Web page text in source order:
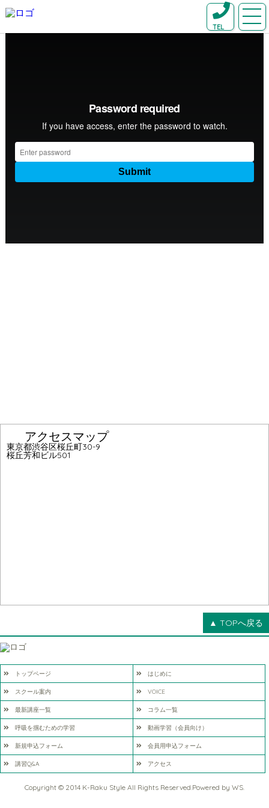
アクセスマップ
東京都渋谷区桜丘町30-9
桜丘芳和ビル501
▲ TOPへ戻る
トップページ はじめに
スクール案内 VOICE
最新講座一覧 コラム一覧
呼吸を掴むための学習 動画学習（会員向け）
新規申込フォーム 会員用申込フォーム
講習Q&A アクセス
Copyright © 2014 K-Raku Style All Rights Reserved.Powered by WS.